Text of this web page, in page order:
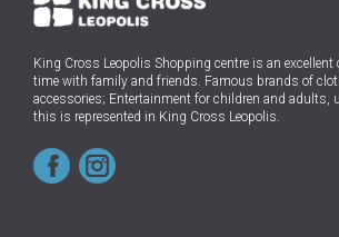
King Cross Leopolis Shopping centre is an
time with family and friends. Famous brands of
accessories; Entertainment for children and adults,
this is represented in King Cross Leopolis.